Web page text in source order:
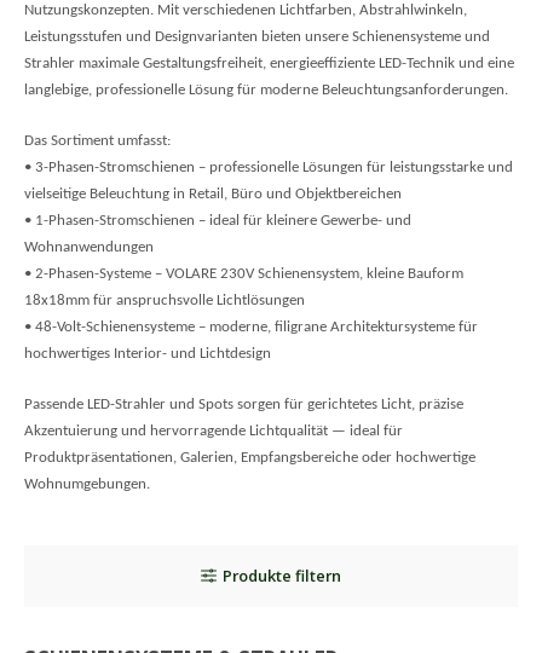
Nutzungskonzepten. Mit verschiedenen Lichtfarben, Abstrahlwinkeln,
Leistungsstufen und Designvarianten bieten unsere Schienensysteme und
Strahler maximale Gestaltungsfreiheit, energieeffiziente LED-Technik und eine
langlebige, professionelle Lösung für moderne Beleuchtungsanforderungen.
Das Sortiment umfasst:
• 3-Phasen-Stromschienen – professionelle Lösungen für leistungsstarke und
vielseitige Beleuchtung in Retail, Büro und Objektbereichen
• 1-Phasen-Stromschienen – ideal für kleinere Gewerbe- und
Wohnanwendungen
• 2-Phasen-Systeme – VOLARE 230V Schienensystem, kleine Bauform
18x18mm für anspruchsvolle Lichtlösungen
• 48-Volt-Schienensysteme – moderne, filigrane Architektursysteme für
hochwertiges Interior- und Lichtdesign
Passende LED-Strahler und Spots sorgen für gerichtetes Licht, präzise
Akzentuierung und hervorragende Lichtqualität — ideal für
Produktpräsentationen, Galerien, Empfangsbereiche oder hochwertige
Wohnumgebungen.
Produkte filtern